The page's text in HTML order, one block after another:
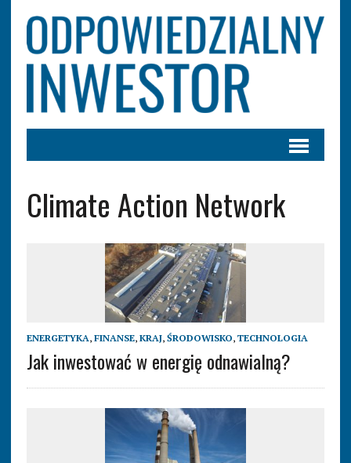
Climate Action Network
ENERGETYKA, FINANSE, KRAJ, ŚRODOWISKO, TECHNOLOGIA
Jak inwestować w energię odnawialną?